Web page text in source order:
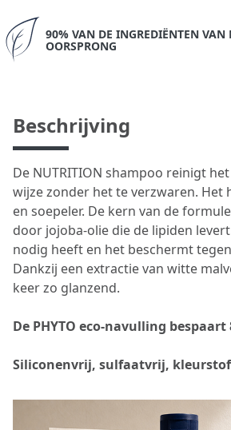
90% VAN DE INGREDIËNTEN VAN
OORSPRONG
Beschrijving
De NUTRITION shampoo reinigt
wijze zonder het te verzwaren. Het
en soepeler. De kern van de
door jojoba-olie die de lipiden
nodig heeft en het beschermt
Dankzij een extractie van witte
keer zo glanzend.​
De PHYTO eco-navulling bespaart
Siliconenvrij, sulfaatvrij,